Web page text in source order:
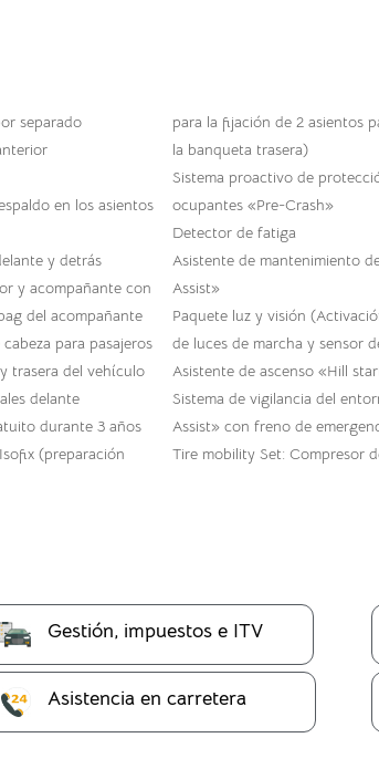
separado
en los asientos
y detrás
y acompañante con
del acompañante
para pasajeros
trasera del vehículo
delante
durante 3 años
(preparación
para la fijación de 2 asientos
la banqueta trasera)
Sistema proactivo de
ocupantes «Pre-Crash»
Detector de fatiga
Asistente de mantenimiento
Assist»
Paquete luz y visión
de luces de marcha y sensor
Asistente de ascenso «Hill
Sistema de vigilancia del
Assist» con freno de
Tire mobility Set: Compresor
Gestión, impuestos e ITV
Asistencia en carretera